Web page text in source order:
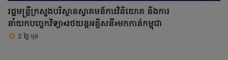
រដ្ឋមន្ត្រីក្រសួងបរិស្ថានស្វាគមន៍ការវិនិយោគ និងការ
នាំយកបច្ចេកវិទ្យា«រថយន្តអគ្គិសនី»មកកាន់កម្ពុជា
2 ថ្ងៃ មុន